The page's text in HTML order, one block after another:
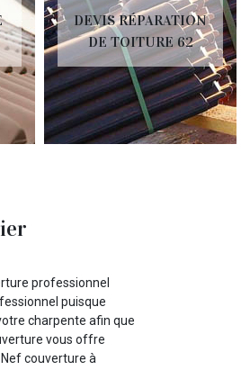
DEVIS RÉPARATION
DE TOITURE 62
professionnel
puisque
charpente afin que
vous offre
couverture à